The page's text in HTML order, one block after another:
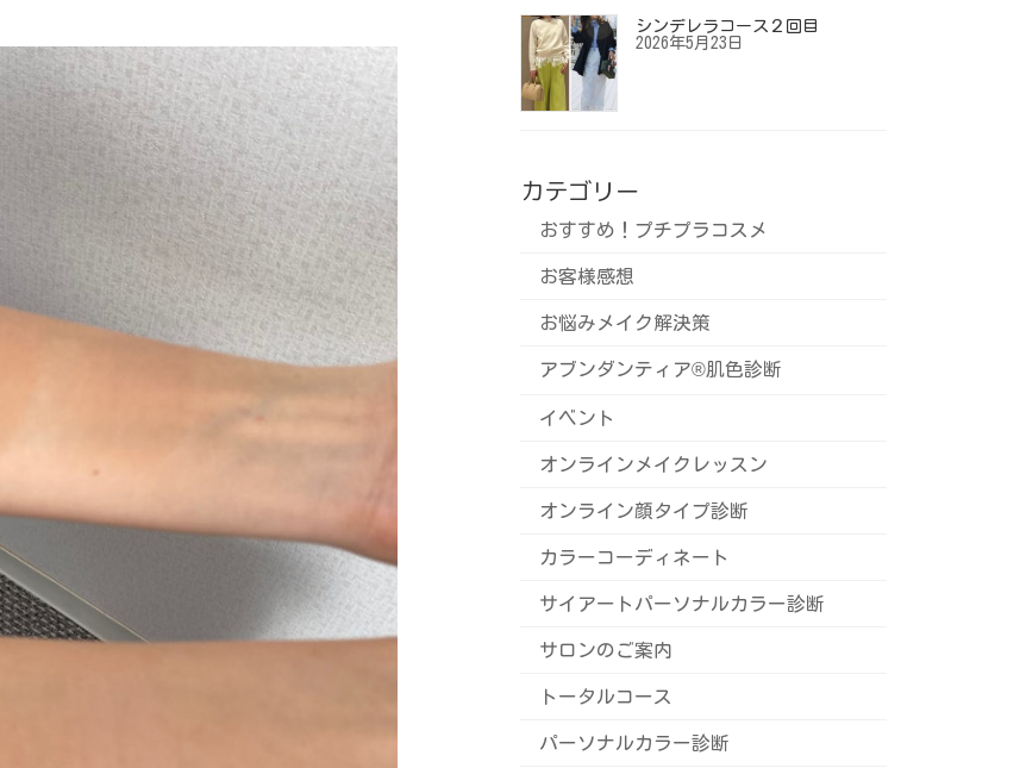
シンデレラコース２回目
2026年5月23日
カテゴリー
おすすめ！プチプラコスメ
お客様感想
お悩みメイク解決策
アブンダンティア®️肌色診断
イベント
オンラインメイクレッスン
オンライン顔タイプ診断
カラーコーディネート
サイアートパーソナルカラー診断
サロンのご案内
トータルコース
パーソナルカラー診断